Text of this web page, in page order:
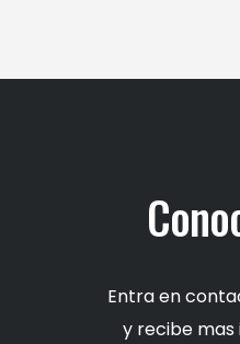
Entra en
y recibe